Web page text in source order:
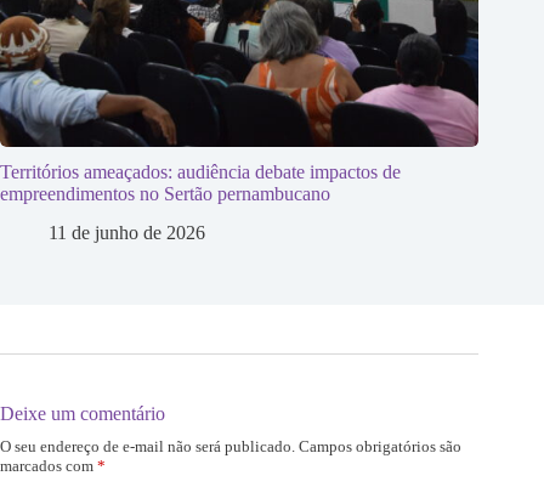
Territórios ameaçados: audiência debate impactos de
empreendimentos no Sertão pernambucano
11 de junho de 2026
Deixe um comentário
O seu endereço de e-mail não será publicado. Campos obrigatórios são
marcados com *